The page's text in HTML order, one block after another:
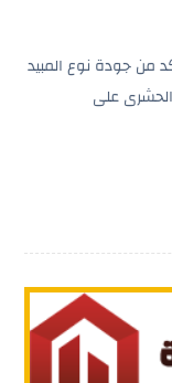
من جودة نوع المبيد
على